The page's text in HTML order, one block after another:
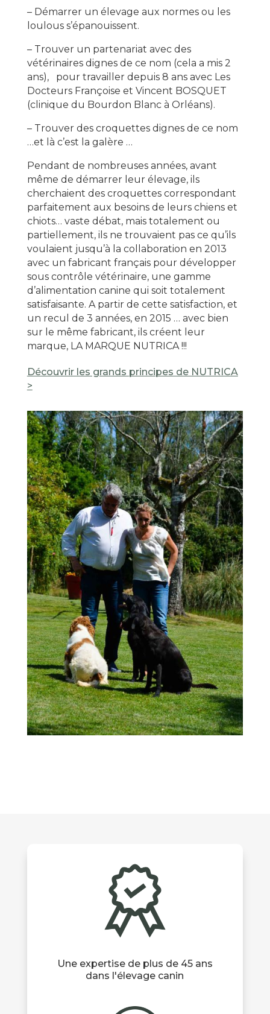
– Démarrer un élevage aux normes ou les
loulous s’épanouissent.
– Trouver un partenariat avec des
vétérinaires dignes de ce nom (cela a mis 2
ans), pour travailler depuis 8 ans avec Les
Docteurs Françoise et Vincent BOSQUET
(clinique du Bourdon Blanc à Orléans).
– Trouver des croquettes dignes de ce nom
…et là c’est la galère …
Pendant de nombreuses années, avant
même de démarrer leur élevage, ils
cherchaient des croquettes correspondant
parfaitement aux besoins de leurs chiens et
chiots… vaste débat, mais totalement ou
partiellement, ils ne trouvaient pas ce qu’ils
voulaient jusqu’à la collaboration en 2013
avec un fabricant français pour développer
sous contrôle vétérinaire, une gamme
d’alimentation canine qui soit totalement
satisfaisante. A partir de cette satisfaction, et
un recul de 3 années, en 2015 … avec bien
sur le même fabricant, ils créent leur
marque, LA MARQUE NUTRICA !!!
Découvrir les grands principes de NUTRICA
>
Une expertise de plus de 45 ans
dans l'élevage canin